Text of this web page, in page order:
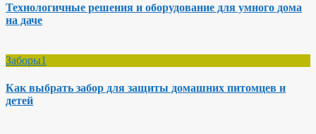
Технологичные решения и оборудование для умного дома
на даче
Заборы1
Как выбрать забор для защиты домашних питомцев и
детей